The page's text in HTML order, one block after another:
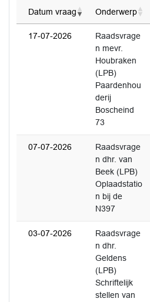
Datum vraag Onderwerp
17-07-2026
Raadsvrage
n mevr.
Houbraken
(LPB)
Paardenhou
derij
Boscheind
73
07-07-2026
Raadsvrage
n dhr. van
Beek (LPB)
Oplaadstatio
n bij de
N397
03-07-2026
Raadsvrage
n dhr.
Geldens
(LPB)
Schriftelijk
stellen van